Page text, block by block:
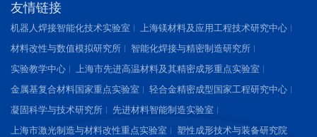
友情链接
机器人焊接智能化技术实验室
上海镁材料及应用工程技术研究中心
材料改性与数值模拟研究所
智能化焊接与精密制造研究所
实验教学中心
上海市先进高温材料及其精密成形重点实验室
金属基复合材料国家重点实验室
轻合金精密成型国家工程研究中心
凝固科学与技术研究所
先进材料智能制造实验室
上海市激光制造与材料改性重点实验室
塑性成形技术与装备研究院